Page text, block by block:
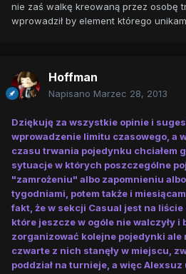
nie zaś walkę kreowaną przez osobę
wprowadził by element którego
Hoffman
Napisano Marzec 28, 2013
Dziękuję za wszystkie opinie i
wprowadzenie limitu czasowego, a
czasu trwania pojedynku chciałem
sytuacje w których poszczególne
"zamrożeniu" albo zapomnieniu
tygodniami, potem także i
fakt, że w sekcji Casual jest na
które jeszcze w ogóle nie walczyły i
zorganizować kolejne pojedynki ale
czwarte z nich stanęły w miejscu,
poddział na turnieje, a więc Alexsuz